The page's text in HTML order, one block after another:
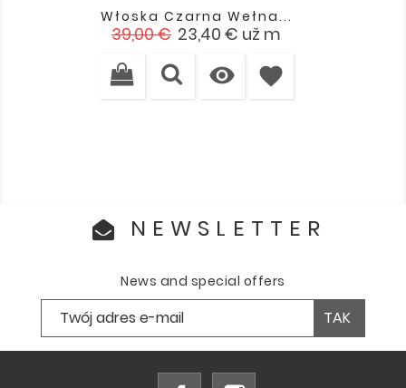
Włoska Czarna Wełna...
Cena
39,00 € Cena
23,40 € už m
 favorite
NEWSLETTER
News and special offers
Facebook